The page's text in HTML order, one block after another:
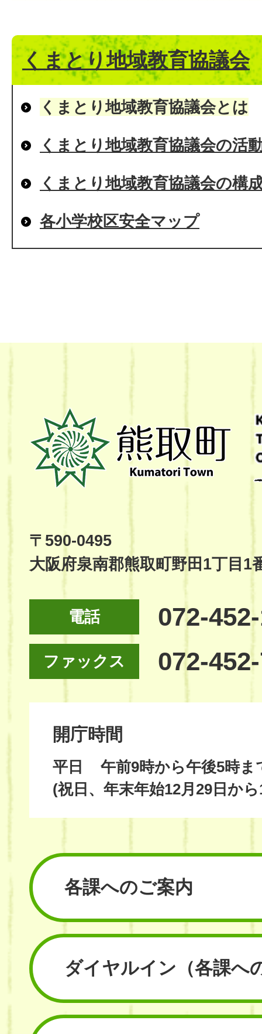
くまとり地域教育協議会
くまとり地域教育協議会とは
くまとり地域教育協議会の活
くまとり地域教育協議会の構
各小学校区安全マップ
熊
取
町
Kumatori
Site
〒590-0495
大阪府泉南郡熊取町野田1丁目1
電話 072-
ファックス 072-
開庁時間
平日
午前9時から午後5時ま
(祝日、年末年始12月29日か
各課へのご案内
ダイヤルイン （各課へ